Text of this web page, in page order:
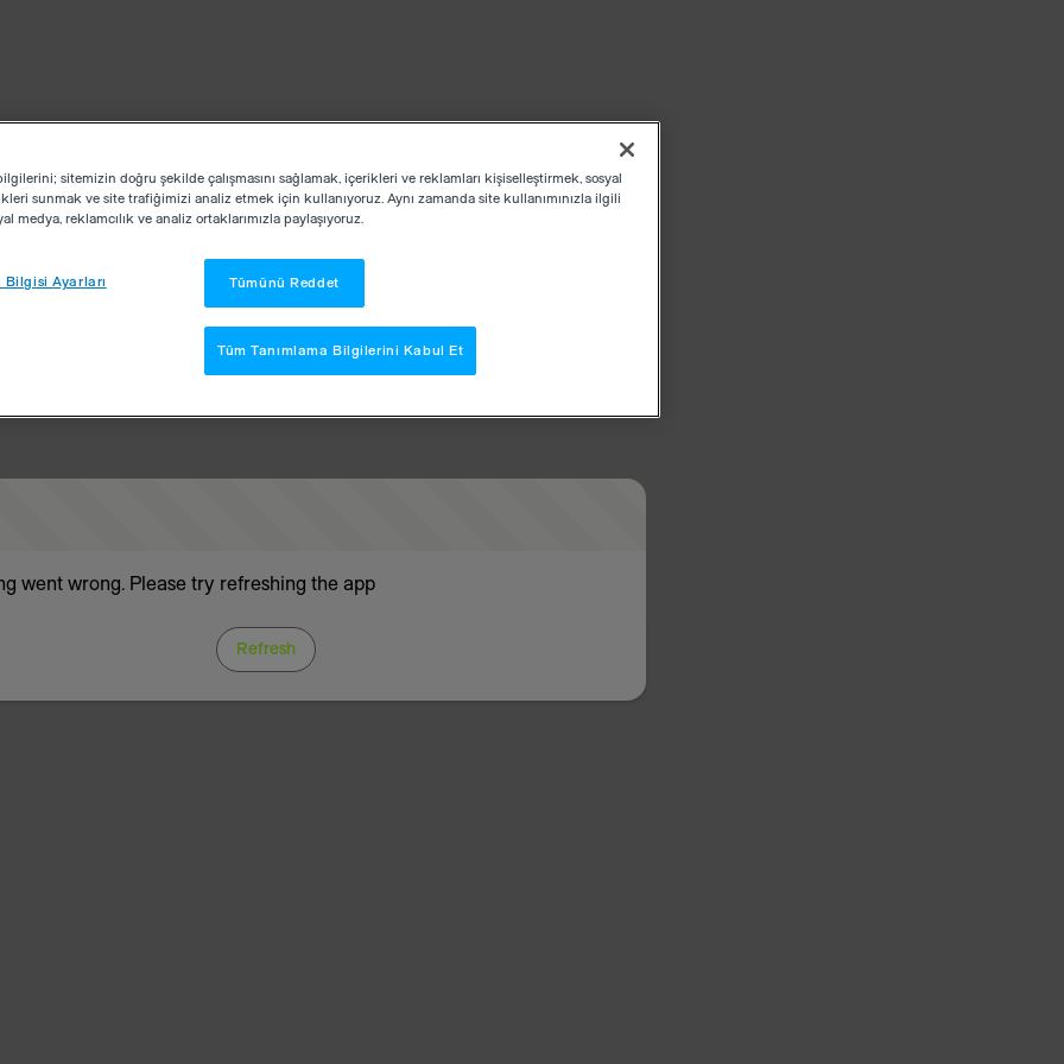
went wrong. Please try refreshing the app
Refresh
bilgilerini; sitemizin doğru şekilde çalışmasını sağlamak, içerikleri ve reklamları kişiselleştirmek, sosyal
sunmak ve site trafiğimizi analiz etmek için kullanıyoruz. Aynı zamanda site kullanımınızla ilgili
medya, reklamcılık ve analiz ortaklarımızla paylaşıyoruz.
Bilgisi Ayarları Tümünü Reddet
Tüm Tanımlama Bilgilerini Kabul Et